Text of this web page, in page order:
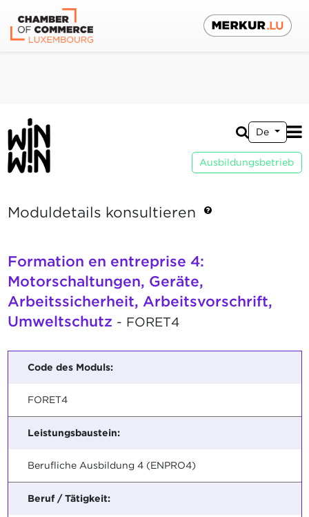
De
Ausbildungsbetrieb
Moduldetails konsultieren
Formation en entreprise 4:
Motorschaltungen, Geräte,
Arbeitssicherheit, Arbeitsvorschrift,
Umweltschutz - FORET4
Code des Moduls:
FORET4
Leistungsbaustein:
Berufliche Ausbildung 4 (ENPRO4)
Beruf / Tätigkeit: